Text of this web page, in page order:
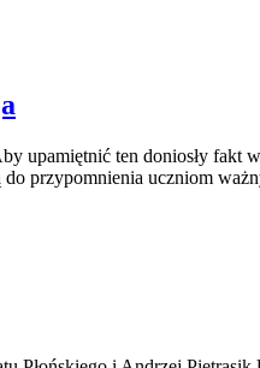
upamiętnić ten doniosły fakt
przypomnienia uczniom